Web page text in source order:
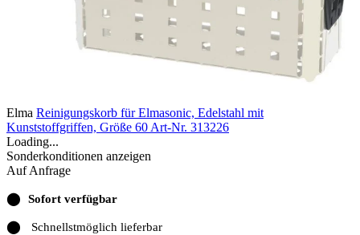
Elma Reinigungskorb für Elmasonic, Edelstahl mit
Kunststoffgriffen, Größe 60 Art-Nr. 313226
Loading...
Sonderkonditionen anzeigen
Auf Anfrage
⬤ Sofort verfügbar
⬤ Schnellstmöglich lieferbar